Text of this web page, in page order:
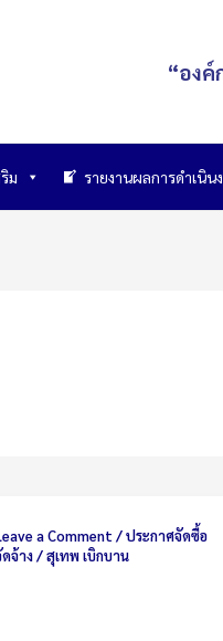
“อง
ม รายงานผลการดำเนิน
a Comment /ประกาศจัดซื้อ
จ้าง/สุเทพ เบิกบาน